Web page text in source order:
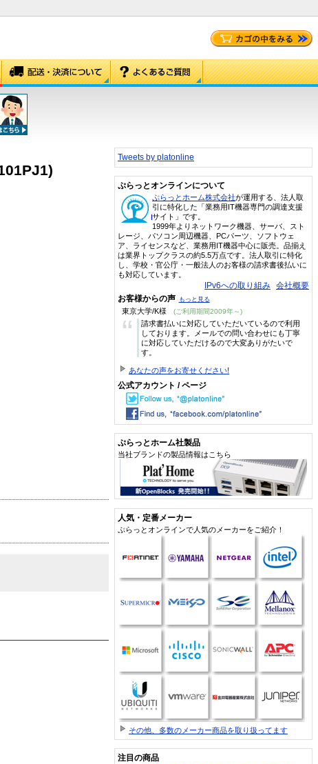
Tweets by platonline
ぷらっとオンラインについて
ぷらっとホーム株式会社が運用する、法人取
引に特化した「業務用IT機器専門の調達支援
サイト」です。
1999年よりネットワーク機器、サーバ、スト
レージ、パソコン周辺機器、PCパーツ、ソフトウェ
ア、ライセンスなど、業務用IT機器中心に販売。品揃え
は業界トップクラスの約5.5万点です。法人取引に特化
し、学校・官公庁・一般法人のお客様の請求書後払いに
も対応しています。
IPv6への取り組み 会社概要
お客様からの声 もっと見る
東京大学/K様 (ご利用期間2009年～)
“
請求書払いに対応していただいているので利用
しております。メールでの問い合わせにも丁寧
に対応していただけるので大変ありがたいで
す。
あなたの声をお寄せください!
公式アカウント / ページ
ぷらっとホーム社製品
当社ブランドの製品情報はこちら
人気・定番メーカー
ぷらっとオンラインで人気のメーカーをご紹介！
その他、多数のメーカー商品を取り扱ってます
注目の商品